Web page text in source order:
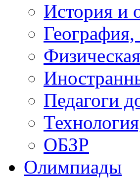
История и
Педагоги
ОБЗР
Олимпиады